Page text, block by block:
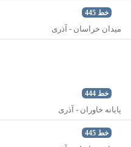
خط 445
میدان خراسان - آذری
خط 444
پایانه خاوران - آذری
خط 445